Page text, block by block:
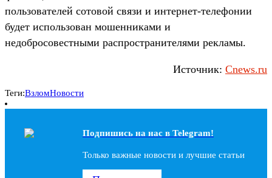
пользователей сотовой связи и интернет-телефонии
будет использован мошенниками и
недобросовестными распространителями рекламы.
Источник: Cnews.ru
Теги:ВзломНовости
Подпишись на наc в Telegram!
Только важные новости и лучшие статьи